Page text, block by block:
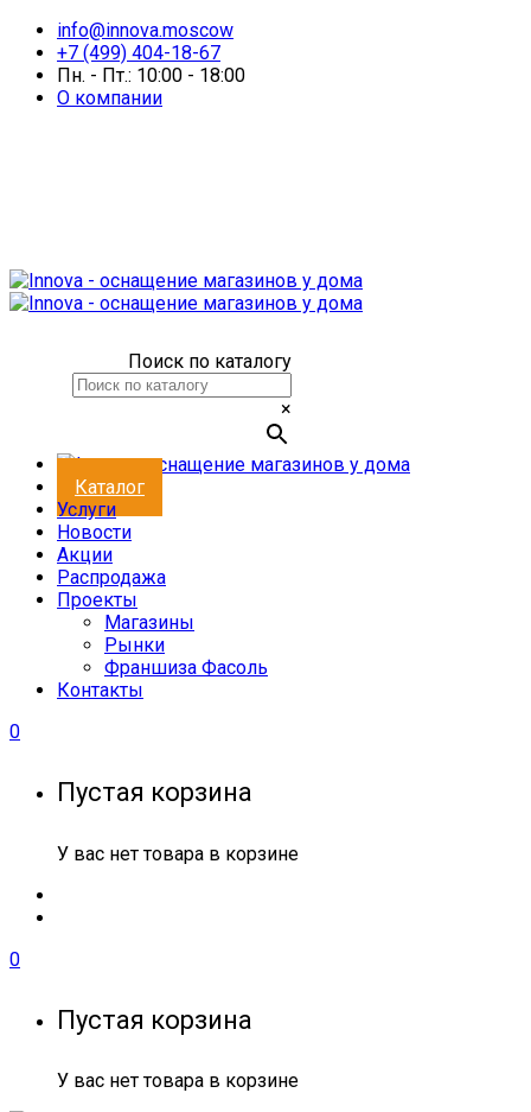
info@innova.moscow
+7 (499) 404-18-67
Пн. - Пт.: 10:00 - 18:00
О компании
Поиск по каталогу
×
Каталог
Услуги
Новости
Акции
Распродажа
Проекты
Магазины
Рынки
Франшиза Фасоль
Контакты
0
Пустая корзина
У вас нет товара в корзине
0
Пустая корзина
У вас нет товара в корзине